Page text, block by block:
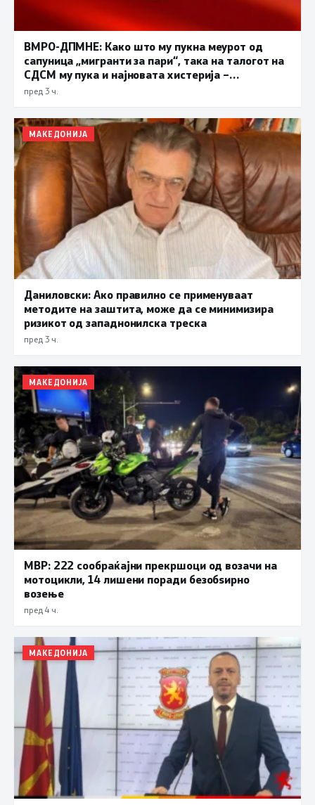
ВМРО-ДПМНЕ: Како што му пукна меурот од
сапуница „мигранти за пари“, така на талогот на
СДСМ му пука и најновата хистерија –
прифаќање на француски предлог
пред 3 ч.
МАКЕДОНИЈА
Даниловски: Ако правилно се применуваат
методите на заштита, може да се минимизира
ризикот од западнонилска треска
пред 3 ч.
МАКЕДОНИЈА
МВР: 222 сообраќајни прекршоци од возачи на
мотоцикли, 14 лишени поради безобѕирно
возење
пред 4 ч.
МАКЕДОНИЈА